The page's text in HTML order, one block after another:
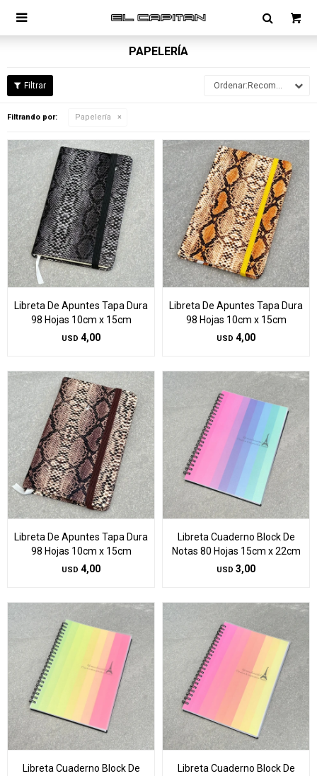

PAPELERÍA
Recomendados
Filtrando por: Papelería
Libreta De Apuntes Tapa Dura
98 Hojas 10cm x 15cm
USD 4,00
Libreta De Apuntes Tapa Dura
98 Hojas 10cm x 15cm
USD 4,00
Libreta De Apuntes Tapa Dura
98 Hojas 10cm x 15cm
USD 4,00
Libreta Cuaderno Block De
Notas 80 Hojas 15cm x 22cm
USD 3,00
Libreta Cuaderno Block De
Libreta Cuaderno Block De